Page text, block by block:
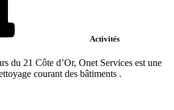
Activités
du 21 Côte d’Or, Onet Services est une
courant des bâtiments .